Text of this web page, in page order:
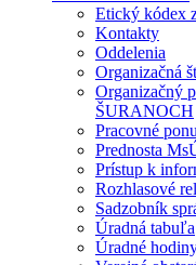
Etický kódex
Kontakty
Oddelenia
Organizačná
Organizačný
ŠURANOCH
Pracovné
Prednosta
Prístup k
Rozhlasové
Sadzobník
Úradná tabuľa
Úradné